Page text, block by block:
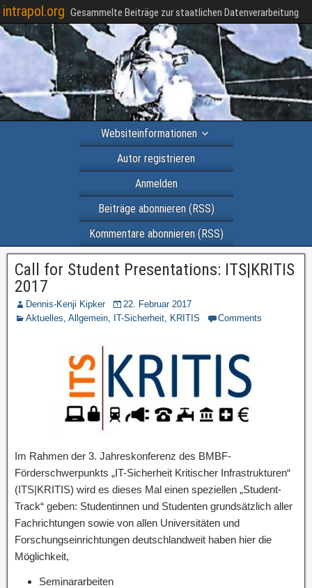
intrapol.org Gesammelte Beiträge zur staatlichen Datenverarbeitung
Websiteinformationen
Autor registrieren
Anmelden
Beiträge abonnieren (RSS)
Kommentare abonnieren (RSS)
Call for Student Presentations: ITS|KRITIS
2017
Dennis-Kenji Kipker
22. Februar 2017
Aktuelles, Allgemein, IT-Sicherheit, KRITIS Comments
Im Rahmen der 3. Jahreskonferenz des BMBF-
Förderschwerpunkts „IT-Sicherheit Kritischer Infrastrukturen“
(ITS|KRITIS) wird es dieses Mal einen speziellen „Student-
Track“ geben: Studentinnen und Studenten grundsätzlich aller
Fachrichtungen sowie von allen Universitäten und
Forschungseinrichtungen deutschlandweit haben hier die
Möglichkeit,
Seminararbeiten